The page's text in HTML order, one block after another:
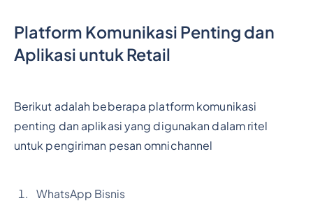
Platform Komunikasi Penting dan
Aplikasi untuk Retail
Berikut adalah beberapa platform komunikasi
penting dan aplikasi yang digunakan dalam ritel
untuk pengiriman pesan omnichannel
WhatsApp Bisnis